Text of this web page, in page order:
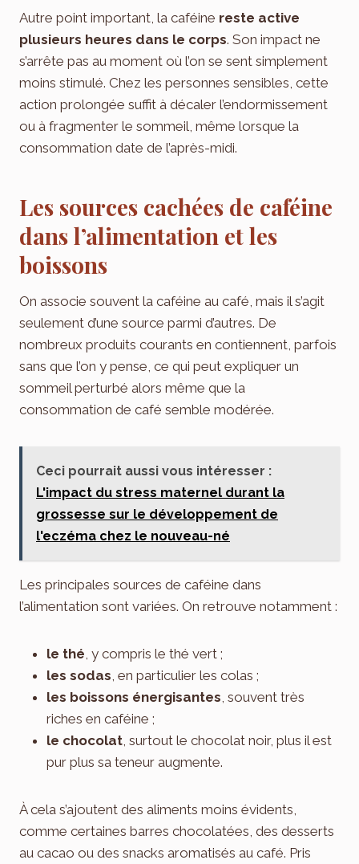
Autre point important, la caféine reste active
plusieurs heures dans le corps. Son impact ne
s’arrête pas au moment où l’on se sent simplement
moins stimulé. Chez les personnes sensibles, cette
action prolongée suffit à décaler l’endormissement
ou à fragmenter le sommeil, même lorsque la
consommation date de l’après-midi.
Les sources cachées de caféine
dans l’alimentation et les
boissons
On associe souvent la caféine au café, mais il s’agit
seulement d’une source parmi d’autres. De
nombreux produits courants en contiennent, parfois
sans que l’on y pense, ce qui peut expliquer un
sommeil perturbé alors même que la
consommation de café semble modérée.
Ceci pourrait aussi vous intéresser :
L'impact du stress maternel durant la
grossesse sur le développement de
l'eczéma chez le nouveau-né
Les principales sources de caféine dans
l’alimentation sont variées. On retrouve notamment :
le thé , y compris le thé vert ;
les sodas , en particulier les colas ;
les boissons énergisantes , souvent très
riches en caféine ;
le chocolat , surtout le chocolat noir, plus il est
pur plus sa teneur augmente.
À cela s’ajoutent des aliments moins évidents,
comme certaines barres chocolatées, des desserts
au cacao ou des snacks aromatisés au café. Pris